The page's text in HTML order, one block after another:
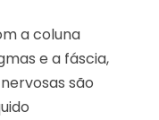
a coluna
e a fáscia,
são